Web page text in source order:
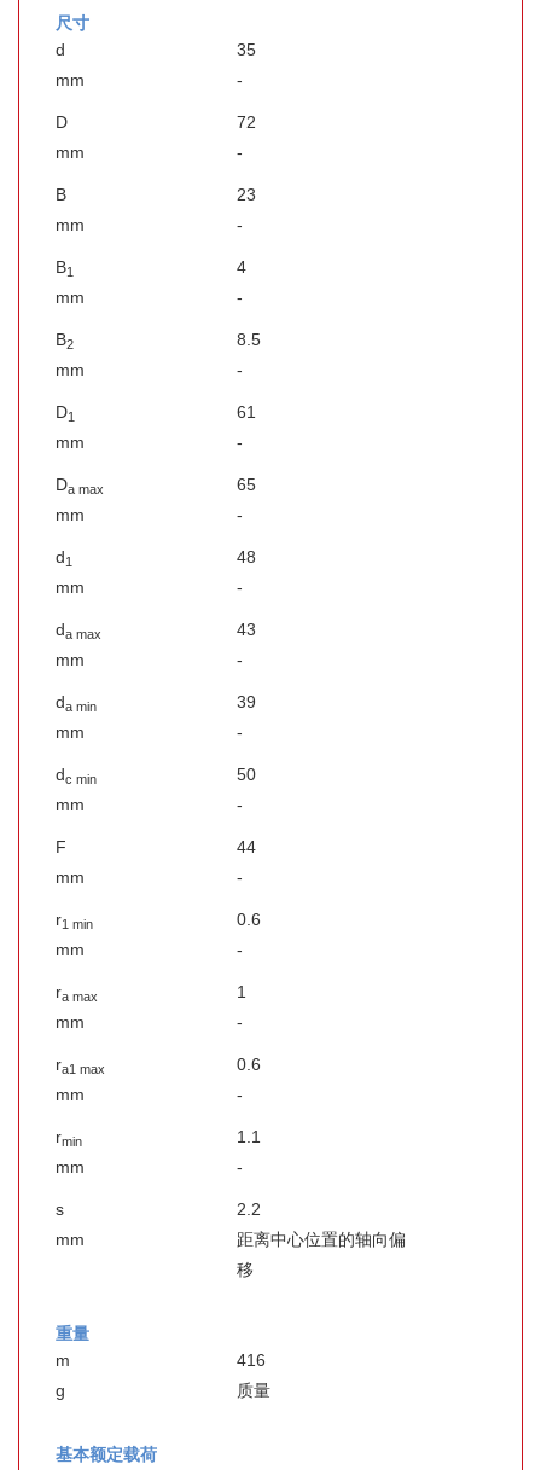
尺寸
d
35
mm
-
D
72
mm
-
B
23
mm
-
B1
4
mm
-
B2
8.5
mm
-
D1
61
mm
-
Da max
65
mm
-
d1
48
mm
-
da max
43
mm
-
da min
39
mm
-
dc min
50
mm
-
F
44
mm
-
r1 min
0.6
mm
-
ra max
1
mm
-
ra1 max
0.6
mm
-
rmin
1.1
mm
-
s
2.2
mm
距离中心位置的轴向偏
移
重量
m
416
g
质量
基本额定载荷